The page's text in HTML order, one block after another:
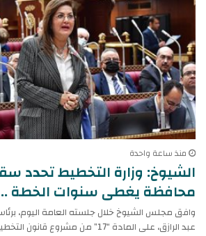
منذ ساعة واحدة
الشيوخ: وزارة التخطيط تحدد
محافظة يغطى سنوات الخطة
وافق مجلس الشيوخ خلال جلسته العامة اليوم،
عبد الرازق، على المادة “17” من مشروع قانون التخطيط…